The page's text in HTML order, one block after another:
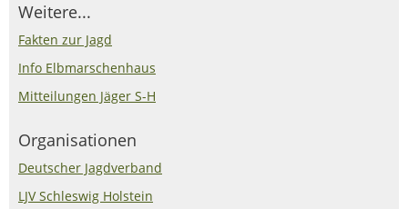
Weitere...
Fakten zur Jagd
Info Elbmarschenhaus
Mitteilungen Jäger S-H
Organisationen
Deutscher Jagdverband
LJV Schleswig Holstein